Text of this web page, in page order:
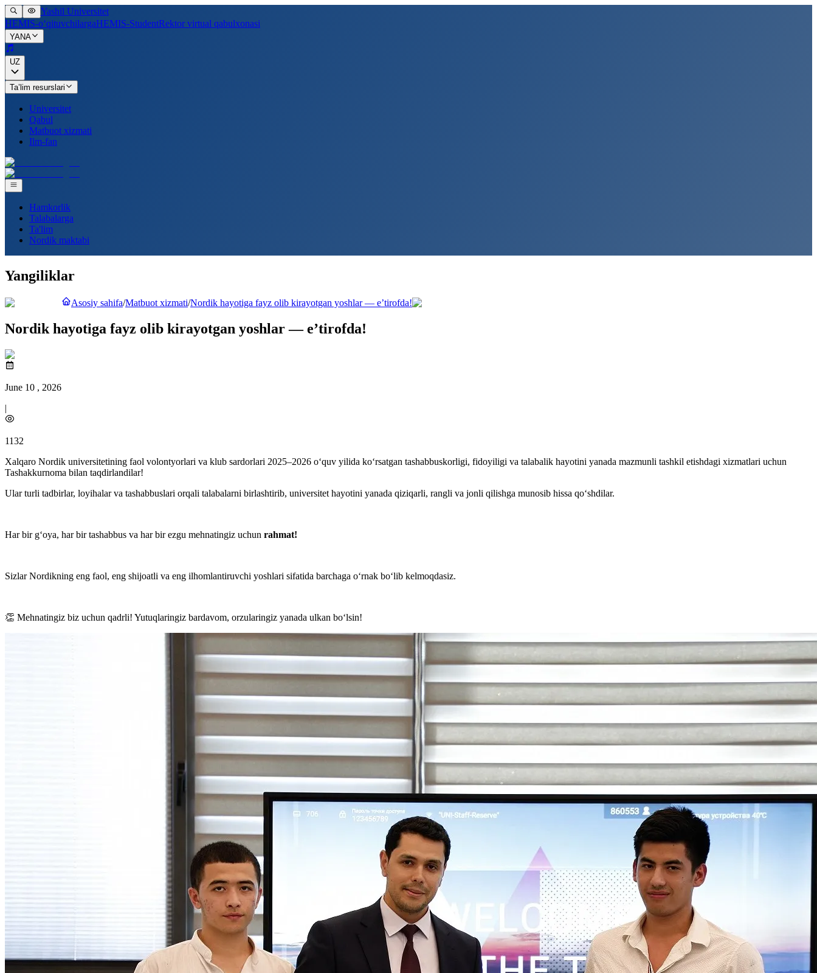
Yashil Universitet
HEMIS-o‘qituvchilargaHEMIS-StudentRektor virtual qabulxonasi
YANA
UZ
Ta’lim resurslari
Universitet
Qabul
Matbuot xizmati
Ilm-fan
Hamkorlik
Talabalarga
Ta'lim
Nordik maktabi
Yangiliklar
Asosiy sahifa/Matbuot xizmati/Nordik hayotiga fayz olib kirayotgan yoshlar — e’tirofda!
Nordik hayotiga fayz olib kirayotgan yoshlar — e’tirofda!
June 10 , 2026
|
1132
Xalqaro Nordik universitetining faol volontyorlari va klub sardorlari 2025–2026 o‘quv yilida ko‘rsatgan tashabbuskorligi, fidoyiligi va talabalik hayotini yanada mazmunli tashkil etishdagi xizmatlari uchun
Tashakkurnoma bilan taqdirlandilar!
Ular turli tadbirlar, loyihalar va tashabbuslari orqali talabalarni birlashtirib, universitet hayotini yanada qiziqarli, rangli va jonli qilishga munosib hissa qo‘shdilar.
Har bir g‘oya, har bir tashabbus va har bir ezgu mehnatingiz uchun rahmat!
Sizlar Nordikning eng faol, eng shijoatli va eng ilhomlantiruvchi yoshlari sifatida barchaga o‘rnak bo‘lib kelmoqdasiz.
👏 Mehnatingiz biz uchun qadrli! Yutuqlaringiz bardavom, orzularingiz yanada ulkan bo‘lsin!